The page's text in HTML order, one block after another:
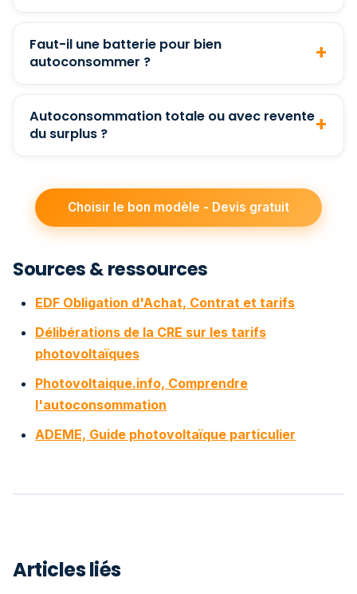
Faut-il une batterie pour bien
autoconsommer ?
Autoconsommation totale ou avec revente
du surplus ?
Choisir le bon modèle - Devis gratuit
Sources & ressources
EDF Obligation d'Achat, Contrat et tarifs
Délibérations de la CRE sur les tarifs
photovoltaïques
Photovoltaique.info, Comprendre
l'autoconsommation
ADEME, Guide photovoltaïque particulier
Articles liés